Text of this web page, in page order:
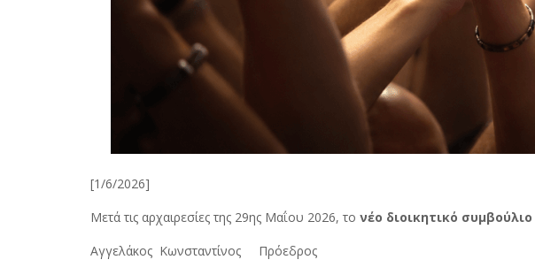
[1/6/2026]
Mετά τις αρχαιρεσίες της 29ης Μαΐου 2026, το νέο διοικητικό συμβούλιο
Αγγελάκος Κωνσταντίνος Πρόεδρος